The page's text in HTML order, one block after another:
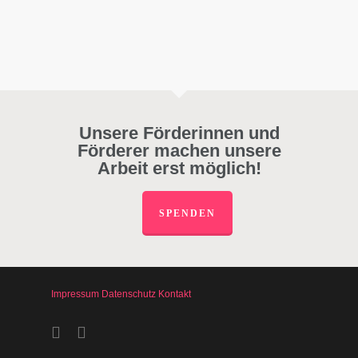
Unsere Förderinnen und
Förderer machen unsere
Arbeit erst möglich!
SPENDEN
Impressum Datenschutz Kontakt
facebookinstagram